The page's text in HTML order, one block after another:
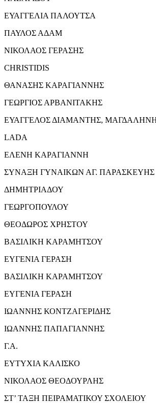
ΕΥΑΓΓΕΛΙΑ ΠΑΛΟΥΤΣΑ
ΠΑΥΛΟΣ ΑΔΑΜ
ΝΙΚΟΛΑΟΣ ΓΕΡΑΣΗΣ
CHRISTIDIS
ΘΑΝΑΣΗΣ ΚΑΡΑΓΙΑΝΝΗΣ
ΓΕΩΡΓΙΟΣ ΑΡΒΑΝΙΤΑΚΗΣ
ΕΥΑΓΓΕΛΟΣ ΔΙΑΜΑΝΤΗΣ,
LADA
ΕΛΕΝΗ ΚΑΡΑΓΙΑΝΝΗ
ΣΥΝΑΞΗ ΓΥΝΑΙΚΩΝ ΑΓ. ΠΑΡΑΣΚΕΥΗΣ
ΔΗΜΗΤΡΙΑΔΟΥ
ΓΕΩΡΓΟΠΟΥΛΟΥ
ΘΕΟΔΩΡΟΣ ΧΡΗΣΤΟΥ
ΒΑΣΙΛΙΚΗ ΚΑΡΑΜΗΤΣΟΥ
ΕΥΓΕΝΙΑ ΓΕΡΑΣΗ
ΒΑΣΙΛΙΚΗ ΚΑΡΑΜΗΤΣΟΥ
ΕΥΓΕΝΙΑ ΓΕΡΑΣΗ
ΙΩΑΝΝΗΣ ΚΟΝΤΖΑΓΕΡΙΔΗΣ
ΙΩΑΝΝΗΣ ΠΑΠΑΓΙΑΝΝΗΣ
Γ.Α.
ΕΥΤΥΧΙΑ ΚΑΛΙΣΚΟ
ΝΙΚΟΛΑΟΣ ΘΕΟΔΟΥΡΛΗΣ
ΣΤ’ ΤΑΞΗ ΠΕΙΡΑΜΑΤΙΚΟΥ ΣΧΟΛΕΙΟΥ